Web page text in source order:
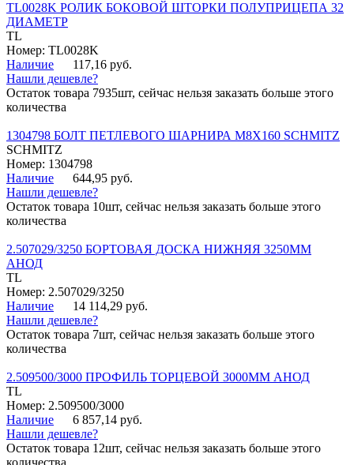
TL0028K РОЛИК БОКОВОЙ ШТОРКИ ПОЛУПРИЦЕПА 32
ДИАМЕТР
TL
Номер: TL0028K
Наличие
117,16 руб.
Нашли дешевле?
Остаток товара 7935шт, сейчас нельзя заказать больше этого
количества
1304798 БОЛТ ПЕТЛЕВОГО ШАРНИРА М8Х160 SCHMITZ
SCHMITZ
Номер: 1304798
Наличие
644,95 руб.
Нашли дешевле?
Остаток товара 10шт, сейчас нельзя заказать больше этого
количества
2.507029/3250 БОРТОВАЯ ДОСКА НИЖНЯЯ 3250ММ
АНОД
TL
Номер: 2.507029/3250
Наличие
14 114,29 руб.
Нашли дешевле?
Остаток товара 7шт, сейчас нельзя заказать больше этого
количества
2.509500/3000 ПРОФИЛЬ ТОРЦЕВОЙ 3000ММ АНОД
TL
Номер: 2.509500/3000
Наличие
6 857,14 руб.
Нашли дешевле?
Остаток товара 12шт, сейчас нельзя заказать больше этого